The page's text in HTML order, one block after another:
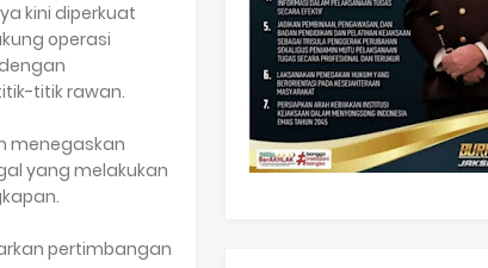
kini diperkuat
operasi
titik rawan.
menegaskan
yang melakukan
pertimbangan